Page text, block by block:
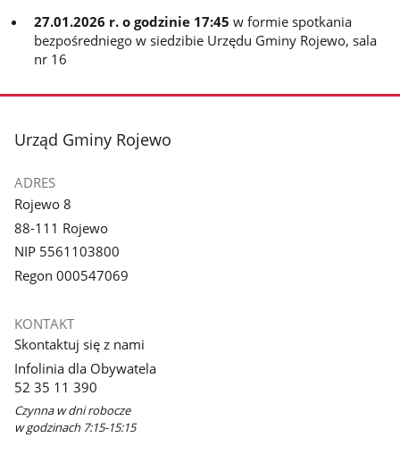
27.01.2026 r. o godzinie 17:45 w formie spotkania
bezpośredniego w siedzibie Urzędu Gminy Rojewo, sala
nr 16
stopka
Urząd Gminy Rojewo
ADRES
Rojewo 8
88-111 Rojewo
NIP 5561103800
Regon 000547069
KONTAKT
Skontaktuj się z nami
Infolinia dla Obywatela
52 35 11 390
Czynna w dni robocze
w godzinach 7:15-15:15